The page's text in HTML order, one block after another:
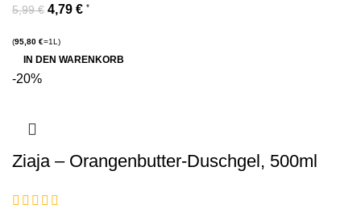
5,99€ 4,79 € *
(95,80 €=1L)
IN DEN WARENKORB
-20%
Ziaja – Orangenbutter-Duschgel, 500ml